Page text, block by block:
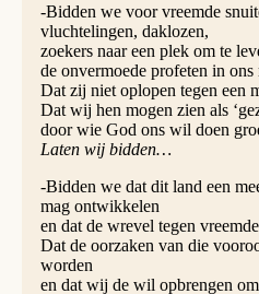
-Bidden we voor vreemde
vluch­te­lin­gen, daklozen,
zoekers naar een plek om te
de onvermoede profe­ten in ons
Dat zij niet oplopen tegen een
Dat wij hen mogen zien als
door wie God ons wil doen
Laten wij bidden…
-Bidden we dat dit land een
mag ontwikkelen
en dat de wrevel tegen
Dat de oorzaken van die
worden
en dat wij de wil opbrengen